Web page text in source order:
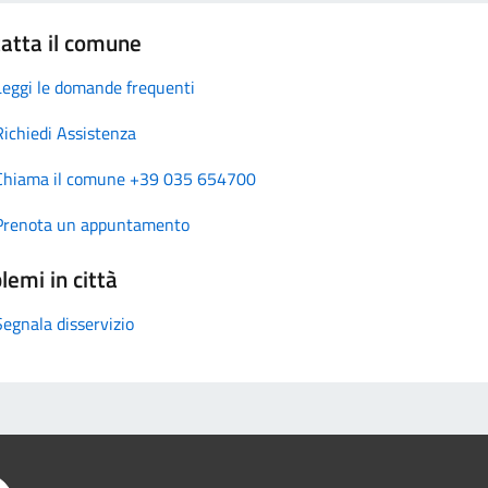
il comune
le domande frequenti
Assistenza
il comune +39 035 654700
un appuntamento
in città
disservizio